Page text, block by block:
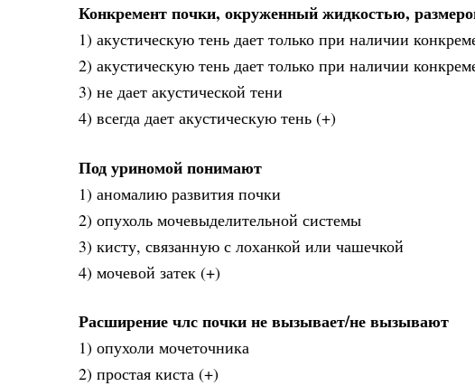
Конкремент почки, окруженный жидкостью,
1) акустическую тень дает только при наличии
2) акустическую тень дает только при наличии
3) не дает акустической тени
4) всегда дает акустическую тень (+)
Под уриномой понимают
1) аномалию развития почки
2) опухоль мочевыделительной системы
3) кисту, связанную с лоханкой или чашечкой
4) мочевой затек (+)
Расширение члс почки не вызывает/не вызывают
1) опухоли мочеточника
2) простая киста (+)